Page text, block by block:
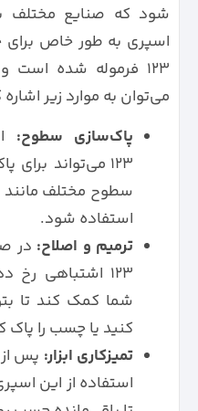
شود که صنایع مختلف
اسپری به طور خاص
۱۲۳ فرموله شده
می‌توان به موارد زیر
پاک‌سازی سطوح:
123 می‌تواند
سطوح مختلف
استفاده شود.
ترمیم و اصلاح: در
۱۲۳ اشتباهی
شما کمک کند تا
کنید یا چسب را پاک
تمیزکاری ابزار: پس
استفاده از این